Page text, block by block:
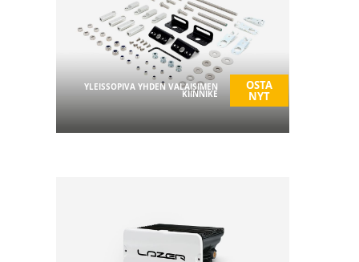
YLEISSOPIVA YHDEN VALAISIMEN
KIINNIKE
OSTA
NYT